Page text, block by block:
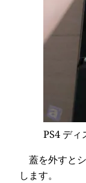
PS4 ディ
蓋を外すと
します。